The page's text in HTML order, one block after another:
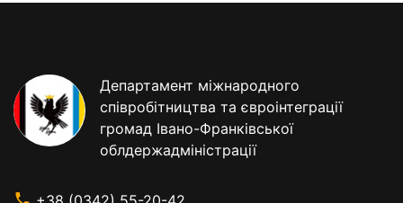
Департамент міжнародного
співробітництва та євроінтеграції
громад Івано-Франківської
облдержадміністрації